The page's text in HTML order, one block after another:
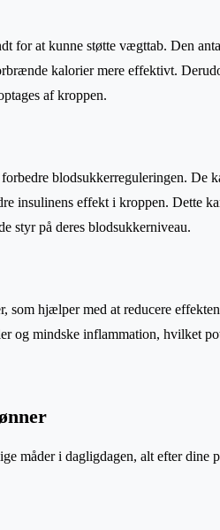
for at kunne støtte vægttab. Den
kalorier mere effektivt.
af kroppen.
blodsukkerreguleringen. De
insulinens effekt i kroppen. Dette
styr på deres blodsukkerniveau.
som hjælper med at reducere
og mindske inflammation, hvilket
måder i dagligdagen, alt efter dine